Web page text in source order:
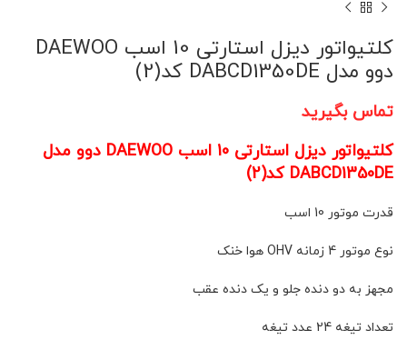
کلتیواتور دیزل استارتی 10 اسب DAEWOO
دوو مدل DABCD1350DE کد(2)
تماس بگیرید
کلتیواتور دیزل استارتی 10 اسب DAEWOO دوو مدل
DABCD1350DE کد(2)
قدرت موتور 10 اسب
نوع موتور 4 زمانه OHV هوا خنک
مجهز به دو دنده جلو و یک دنده عقب
تعداد تیغه 24 عدد تیغه